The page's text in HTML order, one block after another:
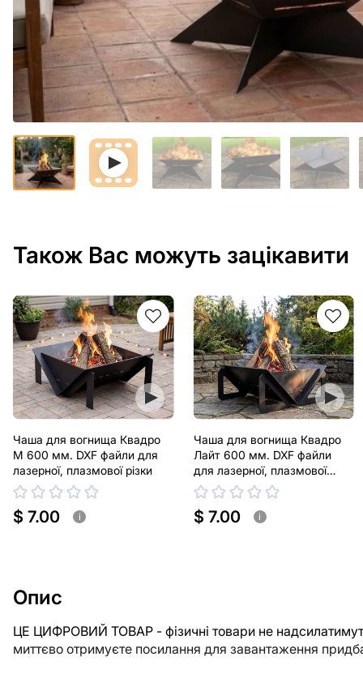
Також Вас можуть зацікавити
Чаша для вогнища Квадро
М 600 мм. DXF файли для
лазерної, плазмової різки
$ 7.00 i
Чаша для вогнища Квадро
Лайт 600 мм. DXF файли
для лазерної, плазмової
різки
$ 7.00 i
Опис
ЦЕ ЦИФРОВИЙ ТОВАР - фізичні товари не
миттєво отримуєте посилання для завантаження